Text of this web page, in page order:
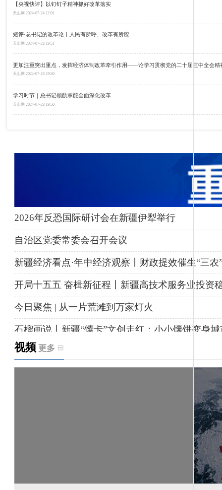
【央视快评】以钉钉子精神抓好改革落实
天山网2024-07-24 12:01
短评·总书记的改革论丨人民有所呼、改革有所应
天山网2024-07-23 19:51
更加注重突出重点，发挥经济体制改革牵引作用——论学习贯彻党的二十届三中全会精
天山网2024-07-23 19:50
学习时节｜总书记领航掌舵全面深化改革
天山网2024-07-23 19:50
2026年反恐国际研讨会在新疆伊犁举行
自治区党委常委会召开会议
新疆经济看点·年中经济观察丨财政提效催生“三农
开局十五五 奋楫新征程丨新疆高技术服务业投资
今日聚焦 | 从一片荒滩到万家灯火
石榴画说丨新疆“馕卡”文创走红：小小馕饼变身
天山观察丨暑期AI研学热，孩子们究竟学到什么
援疆心语｜千里赴疆 以影像微光护百姓安康
视频 更多